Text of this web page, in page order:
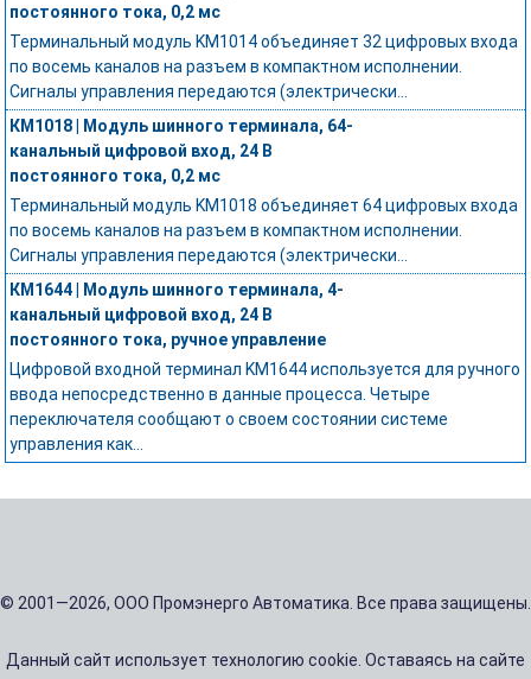
постоянного тока, 0,2 мс
Терминальный модуль KM1014 объединяет 32 цифровых входа
по восемь каналов на разъем в компактном исполнении.
Сигналы управления передаются (электрически...
КМ1018 | Модуль шинного терминала, 64-
канальный цифровой вход, 24 В
постоянного тока, 0,2 мс
Терминальный модуль KM1018 объединяет 64 цифровых входа
по восемь каналов на разъем в компактном исполнении.
Сигналы управления передаются (электрически...
КМ1644 | Модуль шинного терминала, 4-
канальный цифровой вход, 24 В
постоянного тока, ручное управление
Цифровой входной терминал KM1644 используется для ручного
ввода непосредственно в данные процесса. Четыре
переключателя сообщают о своем состоянии системе
управления как...
© 2001—2026, ООО Промэнерго Автоматика. Все права защищены.
Данный сайт использует технологию cookie. Оставаясь на сайте